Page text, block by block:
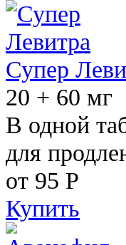
Супер
20 + 60 мг
В одной
для
от 95 Р
Купить